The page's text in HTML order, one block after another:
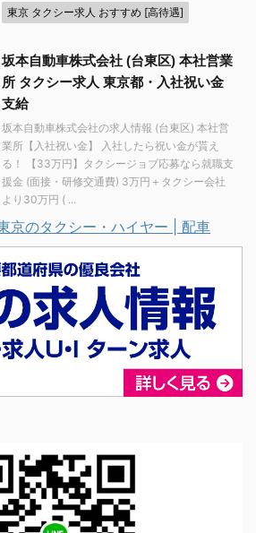
東京 タクシー求人 おすすめ [高待遇]
坂本自動車株式会社 (台東区) 本社営業
所 タクシー求人 東京都・入社祝い金
支給
坂本自動車株式会社の求人情報 (台東区) 本社営
業所【入社祝い金】 入社したら祝い金が貰え
る！ 【33万円】タクシージョブ応募なら就職支
援金 (面接・研修交通費) 3万円＋タクシー会社
より30万円 ( ...